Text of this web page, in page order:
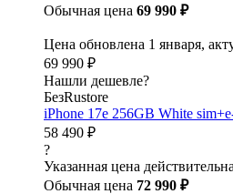
Обычная цена 69 990 ₽
Цена обновлена 1 января,
69 990 ₽
Нашли дешевле?
БезRustore
iPhone 17e 256GB White
58 490 ₽
?
Указанная цена
Обычная цена 72 990 ₽